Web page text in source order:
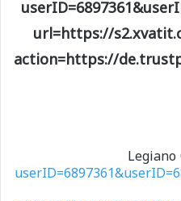
url=https://
action=https://